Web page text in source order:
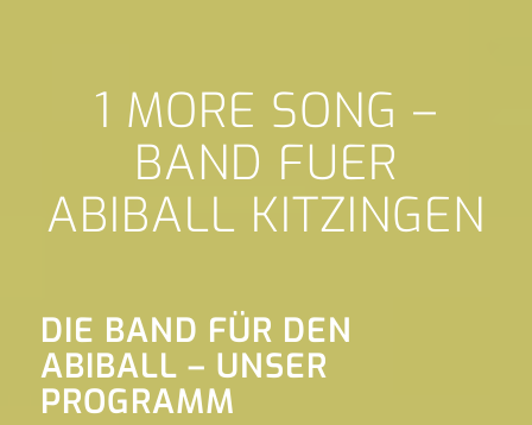
1 MORE SONG –
BAND FUER
ABIBALL KITZINGEN
DIE BAND FÜR DEN
ABIBALL – UNSER
PROGRAMM